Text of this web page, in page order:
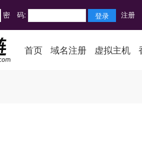
密 码: 注册
首页 域名注册 虚拟主机